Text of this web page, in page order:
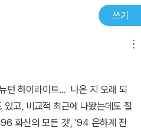
적분>등의 다양한 자매편들과 마
기후(岐阜) 대학 명예 교수, 공학
본 오사카 대학 대학원 공학연구
三浦英樹 / 일본 국립극지연구소
高安美佐子 / 일본 도쿄 공업대학
, 이학 박사
쓰기
턴 하이라이트... 나온 지 오래 되
고, 비교적 최근에 나왔는데도 절
화산의 모든 것', '94 은하계 전